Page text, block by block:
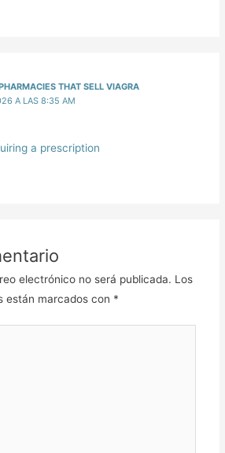
THAT SELL VIAGRA
A LAS 8:35 AM
a prescription
electrónico no será publicada. Los
están marcados con *